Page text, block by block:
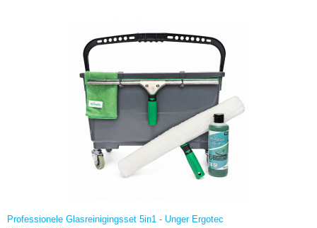
Professionele Glasreinigingsset 5in1 - Unger Ergotec